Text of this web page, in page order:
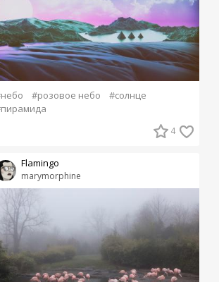
#розовое небо
#солнце
4
marymorphine
Flamingo